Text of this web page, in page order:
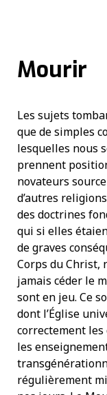
Mourir
Les sujets
que de simples
lesquelles nous
prennent
novateurs
d’autres
des doctrines
qui si elles
de graves
Corps du Christ,
jamais céder le
sont en jeu. Ce
dont l’Église
correctement
les
régulièrement